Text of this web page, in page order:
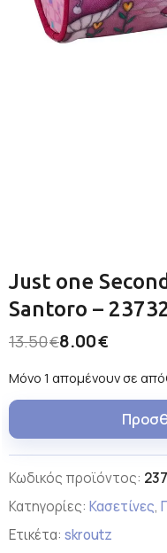
Just one
Santoro –
13.50€8.00€
Μόνο 1 απομένουν σε
Κωδικός προϊόντος:
Κατηγορίες: Κασετίνες,
Ετικέτα: skroutz